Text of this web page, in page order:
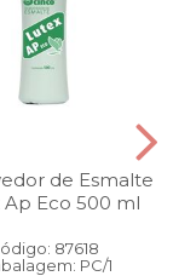
de Esmalte
Ap Eco 500 ml
87618
PC/1